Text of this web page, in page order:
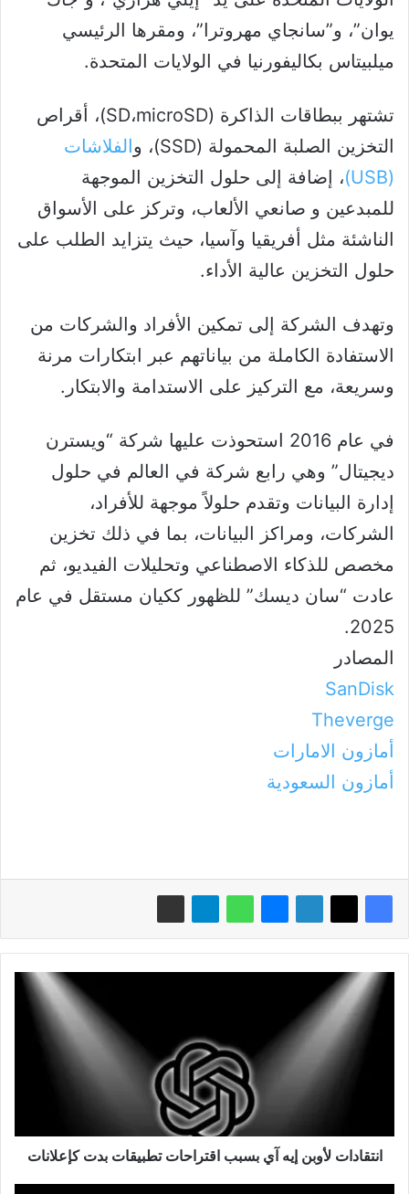
يوان”، و”سانجاي مهروترا”، ومقرها الرئيسي
ميلبيتاس بكاليفورنيا في الولايات المتحدة.
تشتهر ببطاقات الذاكرة (SD،microSD)، أقراص
التخزين الصلبة المحمولة (SSD)، و
الفلاشات
(USB)
، إضافة إلى حلول التخزين الموجهة
للمبدعين و صانعي الألعاب، وتركز على الأسواق
الناشئة مثل أفريقيا وآسيا، حيث يتزايد الطلب على
حلول التخزين عالية الأداء.
وتهدف الشركة إلى تمكين الأفراد والشركات من
الاستفادة الكاملة من بياناتهم عبر ابتكارات مرنة
وسريعة، مع التركيز على الاستدامة والابتكار.
في عام 2016 استحوذت عليها شركة “ويسترن
ديجيتال” وهي رابع شركة في العالم في حلول
إدارة البيانات وتقدم حلولاً موجهة للأفراد،
الشركات، ومراكز البيانات، بما في ذلك تخزين
مخصص للذكاء الاصطناعي وتحليلات الفيديو، ثم
عادت “سان ديسك” للظهور ككيان مستقل في عام
2025.
المصادر
SanDisk
Theverge
أمازون الامارات
أمازون السعودية
انتقادات
لأوبن
كإعلانات
انتقادات لأوبن إيه آي بسبب اقتراحات تطبيقات بدت كإعلانات